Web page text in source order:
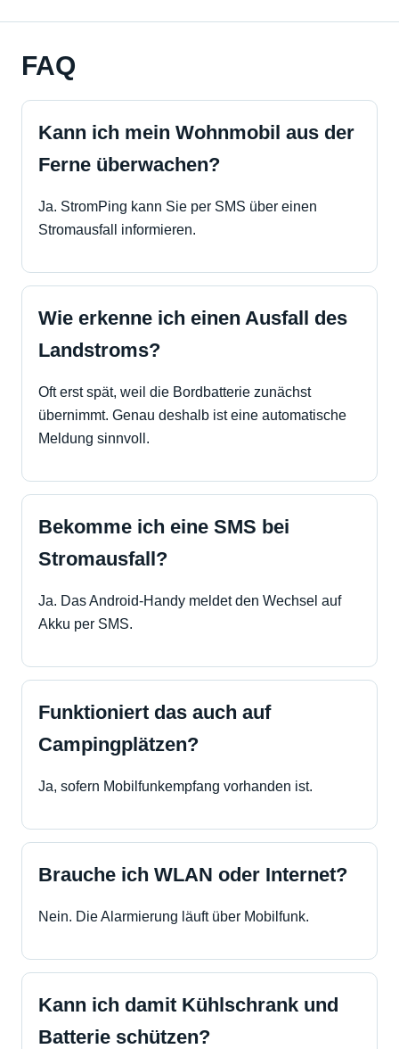
FAQ
Kann ich mein Wohnmobil aus der
Ferne überwachen?
Ja. StromPing kann Sie per SMS über einen
Stromausfall informieren.
Wie erkenne ich einen Ausfall des
Landstroms?
Oft erst spät, weil die Bordbatterie zunächst
übernimmt. Genau deshalb ist eine automatische
Meldung sinnvoll.
Bekomme ich eine SMS bei
Stromausfall?
Ja. Das Android-Handy meldet den Wechsel auf
Akku per SMS.
Funktioniert das auch auf
Campingplätzen?
Ja, sofern Mobilfunkempfang vorhanden ist.
Brauche ich WLAN oder Internet?
Nein. Die Alarmierung läuft über Mobilfunk.
Kann ich damit Kühlschrank und
Batterie schützen?